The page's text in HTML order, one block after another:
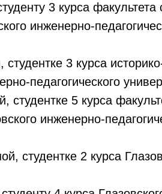
3 курса
инженерно-
3 курса
педагогического
студентке 5 курса
инженерно-
студентке 2 курса